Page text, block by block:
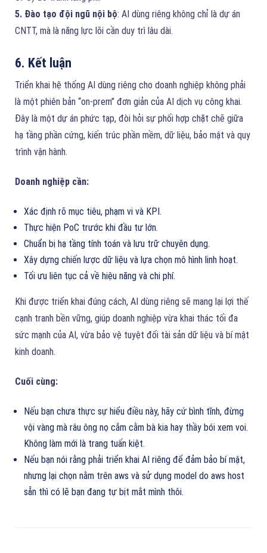
5. Đào tạo đội ngũ nội bộ: AI dùng riêng không chỉ là dự án
CNTT, mà là năng lực lõi cần duy trì lâu dài.
6. Kết luận
Triển khai hệ thống AI dùng riêng cho doanh nghiệp không phải
là một phiên bản “on-prem” đơn giản của AI dịch vụ công khai.
Đây là một dự án phức tạp, đòi hỏi sự phối hợp chặt chẽ giữa
hạ tầng phần cứng, kiến trúc phần mềm, dữ liệu, bảo mật và quy
trình vận hành.
Doanh nghiệp cần:
Xác định rõ mục tiêu, phạm vi và KPI.
Thực hiện PoC trước khi đầu tư lớn.
Chuẩn bị hạ tầng tính toán và lưu trữ chuyên dụng.
Xây dựng chiến lược dữ liệu và lựa chọn mô hình linh hoạt.
Tối ưu liên tục cả về hiệu năng và chi phí.
Khi được triển khai đúng cách, AI dùng riêng sẽ mang lại lợi thế
cạnh tranh bền vững, giúp doanh nghiệp vừa khai thác tối đa
sức mạnh của AI, vừa bảo vệ tuyệt đối tài sản dữ liệu và bí mật
kinh doanh.
Cuối cùng:
Nếu bạn chưa thực sự hiểu điều này, hãy cứ bình tĩnh, đừng
vội vàng mà râu ông nọ cắm cằm bà kia hay thầy bói xem voi.
Không làm mới là trang tuấn kiệt.
Nếu bạn nói rằng phải triển khai AI riêng để đảm bảo bí mật,
nhưng lại chọn nằm trên aws và sử dụng model do aws host
sẵn thì có lẽ bạn đang tự bịt mắt mình thôi.